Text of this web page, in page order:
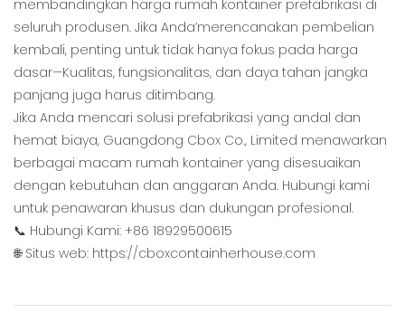
membandingkan harga rumah kontainer prefabrikasi di
seluruh produsen. Jika Anda’merencanakan pembelian
kembali, penting untuk tidak hanya fokus pada harga
dasar—Kualitas, fungsionalitas, dan daya tahan jangka
panjang juga harus ditimbang.
Jika Anda mencari solusi prefabrikasi yang andal dan
hemat biaya, Guangdong Cbox Co., Limited menawarkan
berbagai macam rumah kontainer yang disesuaikan
dengan kebutuhan dan anggaran Anda. Hubungi kami
untuk penawaran khusus dan dukungan profesional.
📞 Hubungi Kami: +86 18929500615
🌐 Situs web: https://cboxcontainherhouse.com